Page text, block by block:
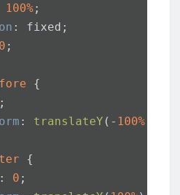
100%;
: fixed;
0 ;
{
;
: translateY (- 100%
{
: 0 ;